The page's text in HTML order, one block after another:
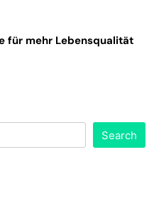
für mehr Lebensqualität
Search